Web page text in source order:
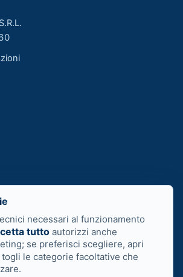
necessari al funzionamento
tutto autorizzi anche
se preferisci scegliere, apri
togli le categorie facoltative che